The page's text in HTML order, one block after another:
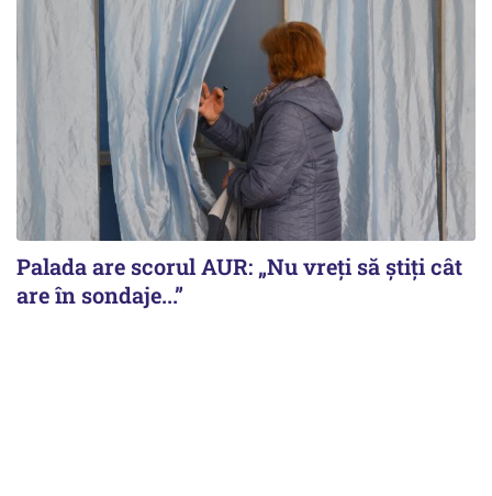
Palada are scorul AUR: „Nu vreți să știți cât
are în sondaje...”